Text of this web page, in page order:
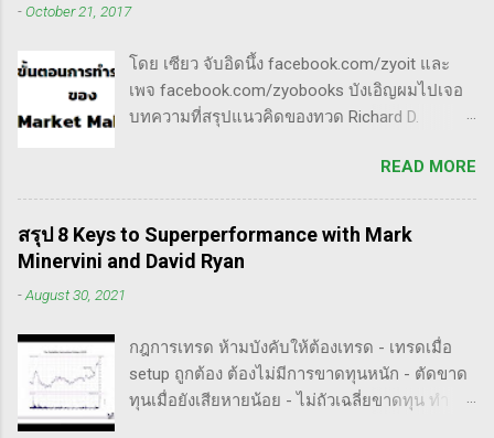
ประเภท double three Breakaway gap เป็นการ
เป็นการติดตามข่าวสาร การวิเคราะห์ทางเทคนิค
หรือปัจจัยพื้นฐาน การสแกนหุ้นที่มีศักยภาพเป็นผู้
ชนะในอนาคต การลงรายละเอียดในการวิเคราะห์
จังหวะที่เหมาะสมในการเข้าเทรด . - วิธีการที่
พิสูจน์แล้วว่าทำเงินได้จริงและทำซ้ำได้ตลอด
(Method): การมีระบบหรือกลยุทธ์ที่ชัดเจนในการ
เทรดเป็นสิ่งสำคัญ เพราะจะช่วยให้คุณไม่หลงลืม
(Patience): การรอคอยและไม่รีบร้อนถือเป็น
คุณสมบัติที่สำคัญในนักเทรด ความอดทนช่วยให้
คุณสามารถทนต่อความผันผวนของตลาดและรอ
คอยจังหวะที่ดี...
-October 21, 2017
โดย เซียว จับอิดนึ้ง facebook.com/zyoit และ
เพจ facebook.com/zyobooks บังเอิญผมไปเจอ
บทความที่สรุปแนวคิดของทวด Richard D.
เอง, ก็เลยอดตื่นใจไม่ได้กับข้อมูลที่เขาเขียนถึง "
How Manipulators Operate " ซึีงผมตีความว่ามัน
น่าเป็น " ขั้นตอนการทำราคาของ Market Maker "
พอได้สแกนคร่าวๆแล้วก็รู้สึกว่าน่าสนใจ เลย
พยายามแปลให้ตัวเองรู้เรื่อง แม้ว่าภาษาของแกจะ
อาจจะไม่เป๊ะตามใจความที่เขาพยายามสื่อ แต่ก็
น่าจะพอเห็นภาพได้ในระดับหนึ่งครับ ใครที่ภาษา
อังกฤษคล่องๆ ก็ไปอ่านต้นฉบับได้ที่ลิ้งค์นี้นะ
READ MORE
สรุป 8 Keys to Superperformance with Mark
Minervini and David Ryan
-August 30, 2021
กฎการเทรด ห้ามบังคับให้ต้องเทรด - เทรดเมื่อ
setup ถูกต้อง ต้องไม่มีการขาดทุนหนัก - ตัดขาด
ทุนเมื่อยังเสียหายน้อย - ไม่ถัวเฉลี่ยขาดทุน ทำ